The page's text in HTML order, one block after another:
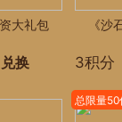
大礼包
兑换
《沙
3积分
总限量50